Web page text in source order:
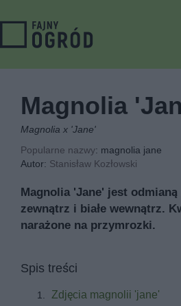
Magnolia
Magnolia x 'Jane'
Popularne nazwy: magnolia jane
Autor: Stanisław Kozłowski
Magnolia 'Jane' jest
zewnątrz i białe wewnątrz.
narażone na przymrozki.
Spis treści
Zdjęcia magnolii 'jane'